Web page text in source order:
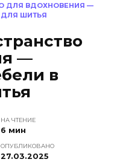
ДЛЯ ВДОХНОВЕНИЯ —
ДЛЯ ШИТЬЯ
—
в
НА ЧТЕНИЕ
6 мин
ОПУБЛИКОВАНО
27.03.2025